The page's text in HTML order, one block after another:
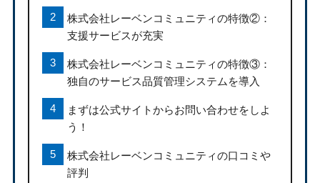
株式会社レーベンコミュニティの特徴②：
支援サービスが充実
株式会社レーベンコミュニティの特徴③：
独自のサービス品質管理システムを導入
まずは公式サイトからお問い合わせをしよ
う！
株式会社レーベンコミュニティの口コミや
評判